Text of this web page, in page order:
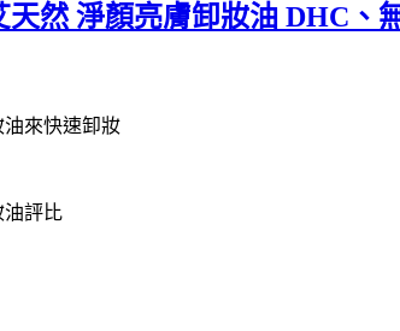
然 淨顏亮膚卸妝油 DHC、
來快速卸妝
油評比